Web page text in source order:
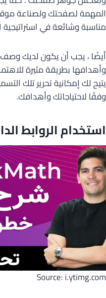
المهمة لصفحتك ولصناعة
مناسبة وشائعة في
أيضًا ، يجب أن يكون لديك
يتيح لك إمكانية تحرير تلك
وفقًا لاحتياجاتك وأهدافك.
استخدام الروابط
Source: i.ytimg.com